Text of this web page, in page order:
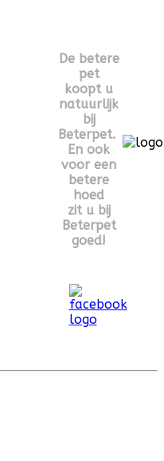
De betere
pet
koopt u
natuurlijk
bij
Beterpet.
En ook
voor een
betere
hoed
zit u bij
Beterpet
goed!